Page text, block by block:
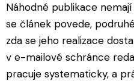
Náhodné publikace
se článek povede,
zda se jeho realizace
v e-mailové schránce
pracuje systematicky, a